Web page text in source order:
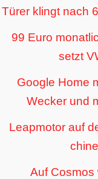
Türer klingt nach
99 Euro
setzt
Google Home
Wecker und
Leapmotor auf
Auf Cosmos